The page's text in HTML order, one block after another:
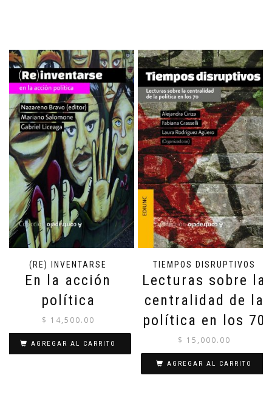
(RE) INVENTARSE
En la acción
política
$ 14,500.00
AGREGAR AL CARRITO
TIEMPOS DISRUPTIVOS
Lecturas sobre la
centralidad de la
política en los 70
$ 15,000.00
AGREGAR AL CARRITO